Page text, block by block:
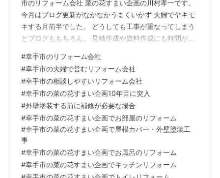
市のリフォーム会社 菜の花すまい企画の川村孝一です。
今月はブログ更新がなかなかうまくいかず 夫婦でヤキモ
キする月前半でした。 どうしても工事が重なってしまう
とブログももちろん、 見積作成や資料作成にも時間がか
性をあげようと 色々工夫しているのですがまだまだで
す。 さて今月から幸手市内で塗装工事現場がスタートし
ています。 塗装工事とは言っても築年数が経っているお
宅では どうしても経年劣化が激しい箇所があり、塗装が
出来る状態まで 補修をすることが多くなります。 ↑ 外壁
のヒビ モルタル外壁に多…
#幸手市のリフォーム会社
#幸手市の夫婦で営むリフォーム会社
#幸手市の相談しやすいリフォーム会社
#幸手市の菜の花すまい企画10年目に突入
#外壁塗装する前に補修が必要な場合
#幸手市の菜の花すまい企画でお部屋のリフォーム
#幸手市の菜の花すまい企画で屋根カバー・外壁塗装工
事
#幸手市の菜の花すまい企画でお風呂のリフォーム
#幸手市の菜の花すまい企画でキッチンリフォーム